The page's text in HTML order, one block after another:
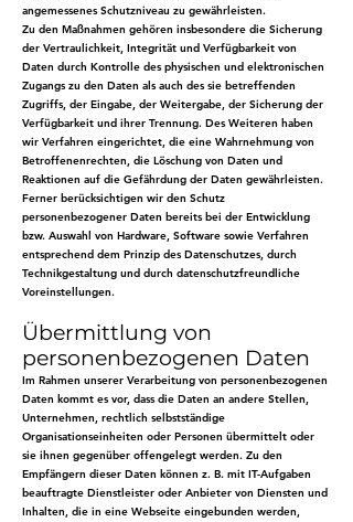
angemessenes Schutzniveau zu gewährleisten.
Zu den Maßnahmen gehören insbesondere die Sicherung
der Vertraulichkeit, Integrität und Verfügbarkeit von
Daten durch Kontrolle des physischen und elektronischen
Zugangs zu den Daten als auch des sie betreffenden
Zugriffs, der Eingabe, der Weitergabe, der Sicherung der
Verfügbarkeit und ihrer Trennung. Des Weiteren haben
wir Verfahren eingerichtet, die eine Wahrnehmung von
Betroffenenrechten, die Löschung von Daten und
Reaktionen auf die Gefährdung der Daten gewährleisten.
Ferner berücksichtigen wir den Schutz
personenbezogener Daten bereits bei der Entwicklung
bzw. Auswahl von Hardware, Software sowie Verfahren
entsprechend dem Prinzip des Datenschutzes, durch
Technikgestaltung und durch datenschutzfreundliche
Voreinstellungen.
Übermittlung von
personenbezogenen Daten
Im Rahmen unserer Verarbeitung von personenbezogenen
Daten kommt es vor, dass die Daten an andere Stellen,
Unternehmen, rechtlich selbstständige
Organisationseinheiten oder Personen übermittelt oder
sie ihnen gegenüber offengelegt werden. Zu den
Empfängern dieser Daten können z. B. mit IT-Aufgaben
beauftragte Dienstleister oder Anbieter von Diensten und
Inhalten, die in eine Webseite eingebunden werden,